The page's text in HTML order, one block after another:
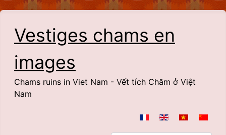
Vestiges chams en
images
Chams ruins in Viet Nam - Vết tích Chăm ở Việt
Nam